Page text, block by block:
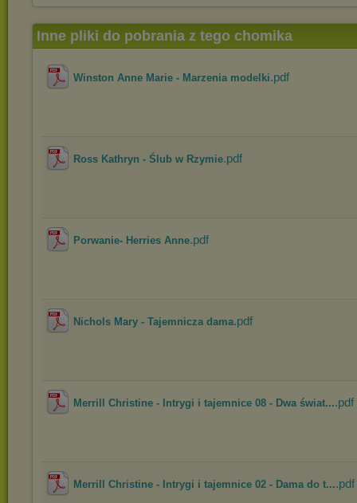
Inne pliki do pobrania z tego chomika
Winston Anne Marie - Marzenia modelki.pdf
Ross Kathryn - Ślub w Rzymie.pdf
Porwanie- Herries Anne.pdf
Nichols Mary - Tajemnicza dama.pdf
Merrill Christine - Intrygi i tajemnice 08 - Dwa świat....pdf
Merrill Christine - Intrygi i tajemnice 02 - Dama do t....pdf